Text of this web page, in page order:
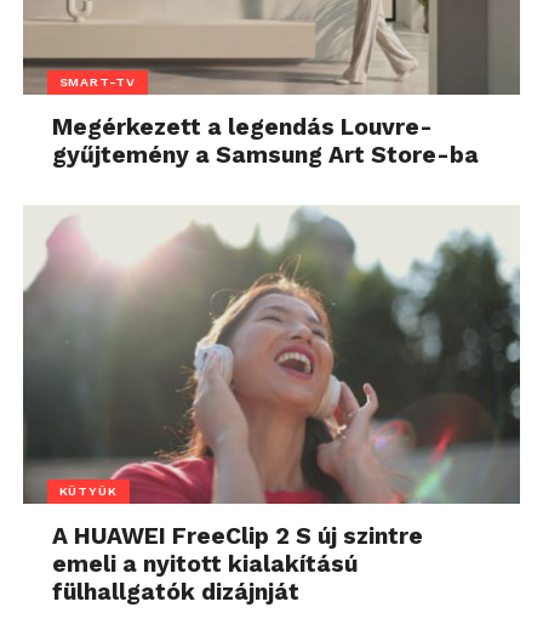
SMART-TV
Megérkezett a legendás Louvre-
gyűjtemény a Samsung Art Store-ba
KÜTYÜK
A HUAWEI FreeClip 2 S új szintre
emeli a nyitott kialakítású
fülhallgatók dizájnját